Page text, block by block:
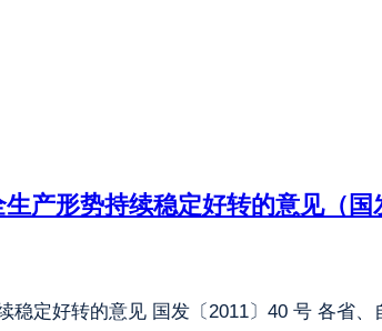
产形势持续稳定好转的意见（国
定好转的意见 国发〔2011〕40 号 各省